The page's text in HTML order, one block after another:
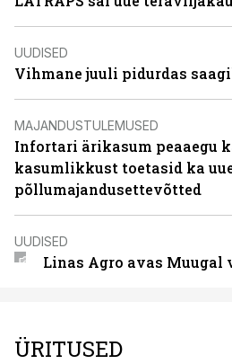
UUDISED
Vihmane juuli pidurdas
MAJANDUSTULEMUSED
Infortari ärikasum peaaegu
kasumlikkust toetasid ka
põllumajandusettevõtted
UUDISED
Linas Agro avas
ÜRITUSED